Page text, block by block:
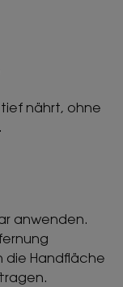
tief nährt, ohne
anwenden.
die Handfläche